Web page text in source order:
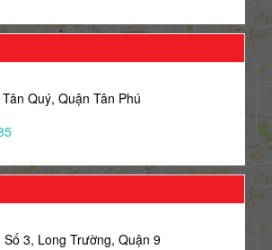
Quý, Quận Tân Phú
3, Long Trường, Quận 9